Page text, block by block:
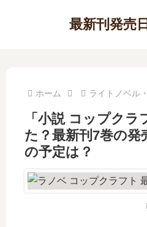
最新刊発売
ホーム ライトノベル
「小説 コップクラ
た？最新刊7巻の発
の予定は？